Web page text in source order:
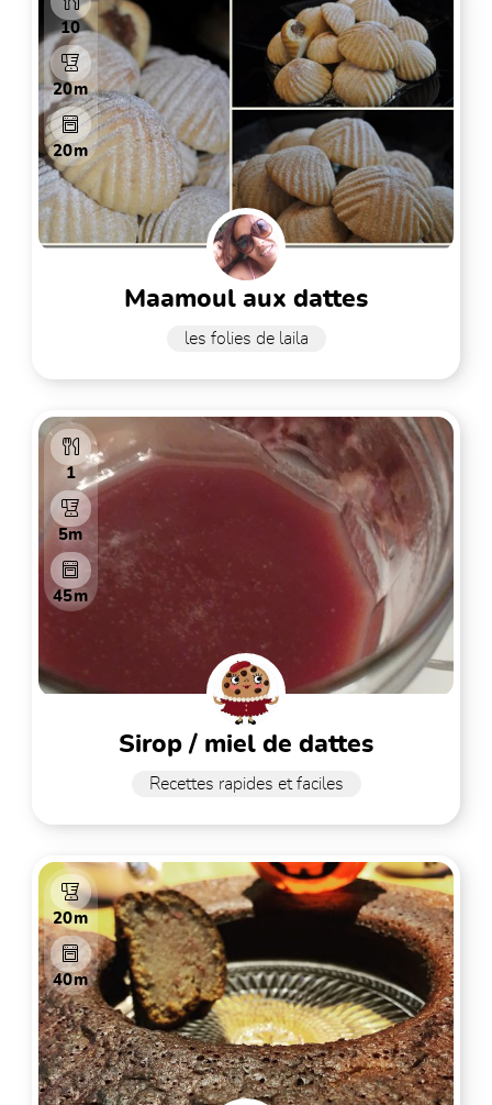
10
20m
20m
maamoul aux dattes
les folies de laila
1
5m
45m
sirop / miel de dattes
Recettes rapides et faciles
20m
40m